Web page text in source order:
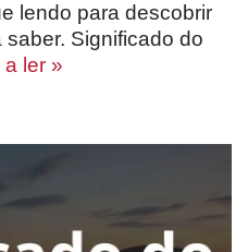
lendo para descobrir
Significado do
ler »